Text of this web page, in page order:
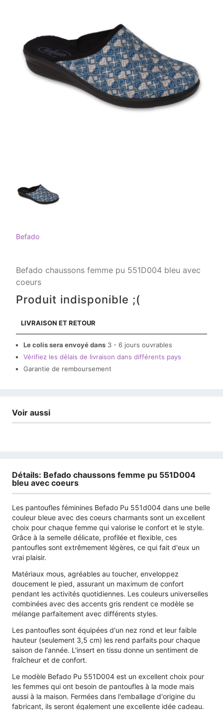
Befado
Befado chaussons femme pu 551D004 bleu avec
coeurs
Produit indisponible ;(
LIVRAISON ET RETOUR
Le colis sera envoyé dans 3 - 6 jours ouvrables
Vérifiez les délais de livraison dans différents pays
Garantie de remboursement
Voir aussi
Détails: Befado chaussons femme pu 551D004
bleu avec coeurs
Les pantoufles féminines Befado Pu 551d004 dans une belle
couleur bleue avec des coeurs charmants sont un excellent
choix pour chaque femme qui valorise le confort et le style.
Grâce à la semelle délicate, profilée et flexible, ces
pantoufles sont extrêmement légères, ce qui fait d'eux un
vrai plaisir.
Matériaux mous, agréables au toucher, enveloppez
doucement le pied, assurant un maximum de confort
pendant les activités quotidiennes. Les couleurs universelles
combinées avec des accents gris rendent ce modèle se
mélange parfaitement avec différents styles.
Les pantoufles sont équipées d'un nez rond et leur faible
hauteur (seulement 3,5 cm) les rend parfaits pour chaque
saison de l'année. L'insert en tissu donne un sentiment de
fraîcheur et de confort.
Le modèle Befado Pu 551D004 est un excellent choix pour
les femmes qui ont besoin de pantoufles à la mode mais
aussi à la maison. Fermées dans l'emballage d'origine du
fabricant, ils seront également une excellente idée cadeau.